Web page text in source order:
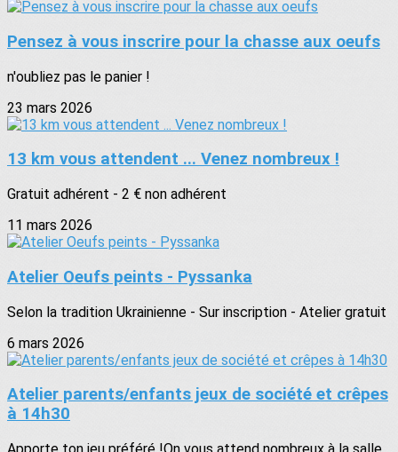
Pensez à vous inscrire pour la chasse aux oeufs
n'oubliez pas le panier !
23 mars 2026
13 km vous attendent ... Venez nombreux !
Gratuit adhérent - 2 € non adhérent
11 mars 2026
Atelier Oeufs peints - Pyssanka
Selon la tradition Ukrainienne - Sur inscription - Atelier gratuit
6 mars 2026
Atelier parents/enfants jeux de société et crêpes
à 14h30